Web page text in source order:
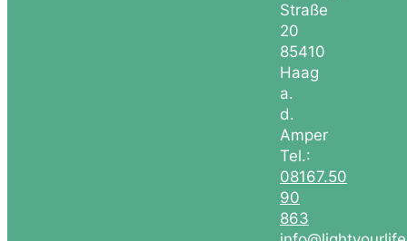
Straße
20
85410
Haag
a.
d.
Amper
Tel.:
08167.50
90
863